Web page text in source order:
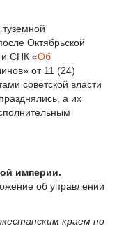
Октябрьской
и СНК «Об
от 11 (24)
советской власти
а их
империи.
об управлении
краем по